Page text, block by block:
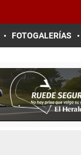
FOTOGALERÍAS